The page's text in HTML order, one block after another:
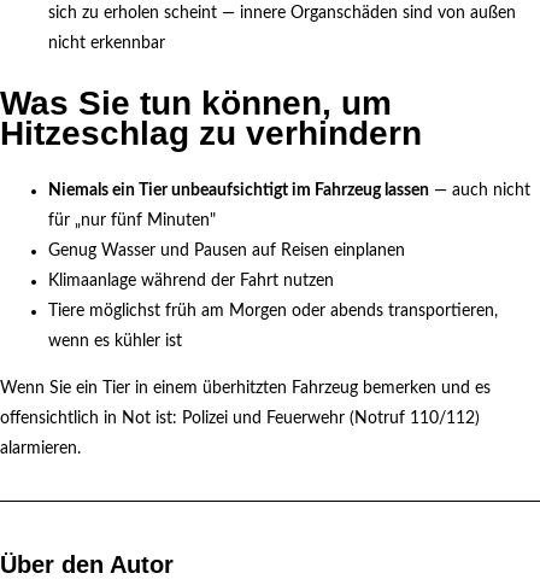
sich zu erholen scheint — innere Organschäden sind von außen
nicht erkennbar
Was Sie tun können, um
Hitzeschlag zu verhindern
Niemals ein Tier unbeaufsichtigt im Fahrzeug lassen — auch nicht
für „nur fünf Minuten"
Genug Wasser und Pausen auf Reisen einplanen
Klimaanlage während der Fahrt nutzen
Tiere möglichst früh am Morgen oder abends transportieren,
wenn es kühler ist
Wenn Sie ein Tier in einem überhitzten Fahrzeug bemerken und es
offensichtlich in Not ist: Polizei und Feuerwehr (Notruf 110/112)
alarmieren.
Über den Autor